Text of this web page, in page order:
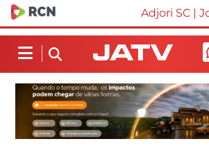
Adjori SC |